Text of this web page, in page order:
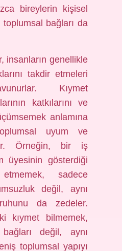
bireylerin kişisel
toplumsal bağları da
insanların genellikle
takdir etmeleri
Kıymet
katkılarını ve
anlamına
uyum ve
Örneğin, bir iş
üyesinin gösterdiği
sadece
değil, aynı
da zedeler.
kıymet bilmemek,
değil, aynı
toplumsal yapıyı